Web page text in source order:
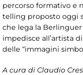
percorso formativo e
telling proposto oggi
che lega la
impedisce all’artista
delle “immagini
A cura di Claudio